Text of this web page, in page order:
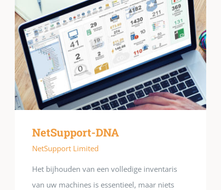
NetSupport-DNA
NetSupport Limited
Het bijhouden van een volledige inventaris
van uw machines is essentieel, maar niets